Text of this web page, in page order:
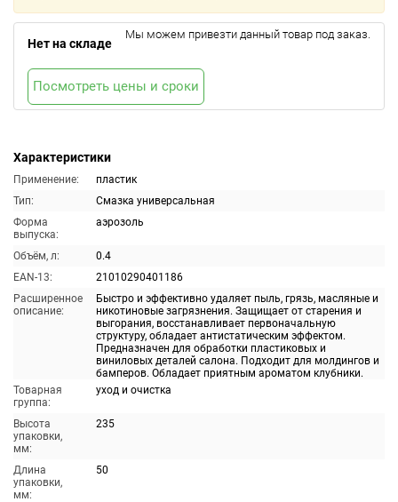
Характеристики
Применение:
пластик
Тип:
Смазка универсальная
Форма
выпуска:
аэрозоль
Объём, л:
0.4
EAN-13:
21010290401186
Расширенное
описание:
Быстро и эффективно удаляет пыль, грязь, масляные и
никотиновые загрязнения. Защищает от старения и
выгорания, восстанавливает первоначальную
структуру, обладает антистатическим эффектом.
Предназначен для обработки пластиковых и
виниловых деталей салона. Подходит для молдингов и
бамперов. Обладает приятным ароматом клубники.
Товарная
группа:
уход и очистка
Высота
упаковки,
мм:
235
Длина
упаковки,
мм:
50
Нет на складе
Мы можем привезти данный товар под заказ.
Посмотреть цены и сроки